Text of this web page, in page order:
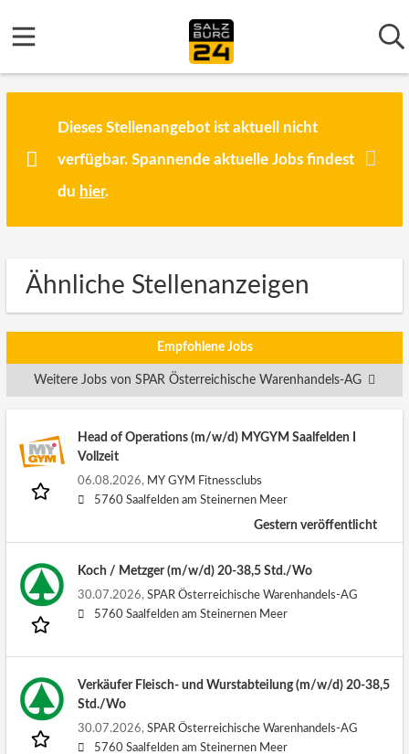
Dieses Stellenangebot ist aktuell nicht
verfügbar. Spannende aktuelle Jobs findest
du hier.
Ähnliche Stellenanzeigen
Empfohlene Jobs
Weitere Jobs von SPAR Österreichische Warenhandels-AG
Head of Operations (m/w/d) MYGYM Saalfelden I
Vollzeit
06.08.2026, MY GYM Fitnessclubs
5760 Saalfelden am Steinernen Meer
Gestern veröffentlicht
Koch / Metzger (m/w/d) 20-38,5 Std./Wo
30.07.2026, SPAR Österreichische Warenhandels-AG
5760 Saalfelden am Steinernen Meer
Verkäufer Fleisch- und Wurstabteilung (m/w/d) 20-38,5
Std./Wo
30.07.2026, SPAR Österreichische Warenhandels-AG
5760 Saalfelden am Steinernen Meer